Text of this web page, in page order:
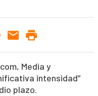
Media y
intensidad”
plazo.